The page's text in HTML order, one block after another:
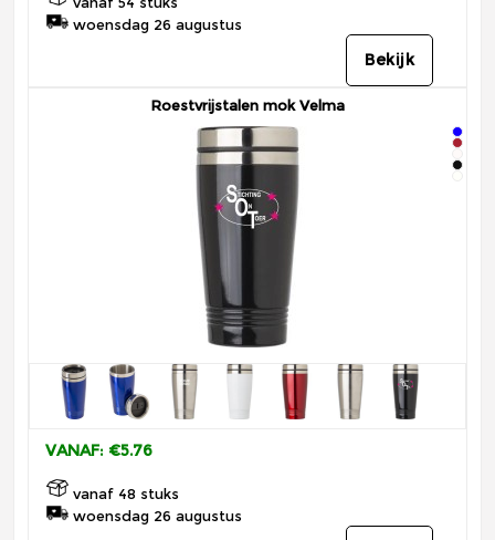
woensdag 26 augustus
Bekijk
Roestvrijstalen mok Velma
VANAF: €5.76
vanaf 48 stuks
woensdag 26 augustus